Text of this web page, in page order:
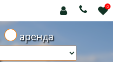
0


аренда